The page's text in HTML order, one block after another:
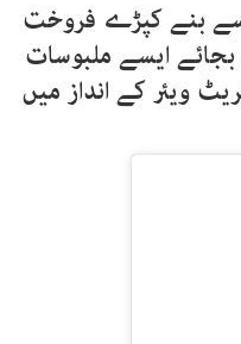
سے بنے کپڑے فروخت
بجائے ایسے ملبوسات
ویئر کے انداز میں